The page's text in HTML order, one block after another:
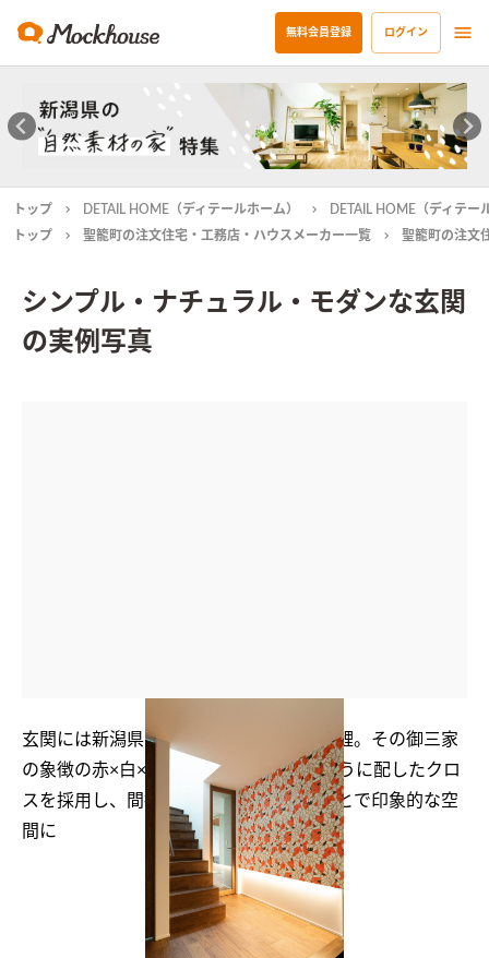
無料会員登録 ログイン
トップ DETAIL HOME（ディテールホーム）
DETAIL HOME（ディテ
トップ
聖籠町の注文住宅・工務店・ハウスメーカー一覧 聖籠町の注文
シンプル・ナチュラル・モダンな玄関
の実例写真
玄関には新潟県の観賞魚とされている錦鯉。その御三家
の象徴の赤×白×黒をステンドグラスのように配したクロ
スを採用し、間接照明を組み合わせることで印象的な空
間に